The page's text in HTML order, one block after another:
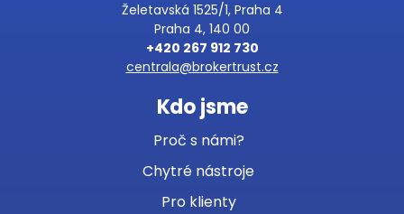
Želetavská 1525/1, Praha 4
Praha 4, 140 00
+420 267 912 730
centrala@brokertrust.cz
Kdo jsme
Proč s námi?
Chytré nástroje
Pro klienty